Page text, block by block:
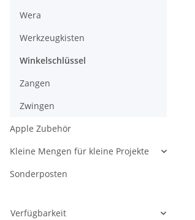
Wera
Werkzeugkisten
Winkelschlüssel
Zangen
Zwingen
Apple Zubehör
Kleine Mengen für kleine Projekte
Sonderposten
Verfügbarkeit